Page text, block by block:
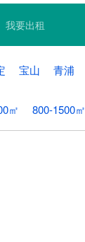
我要出租
宝山 青浦
㎡ 800-1500㎡